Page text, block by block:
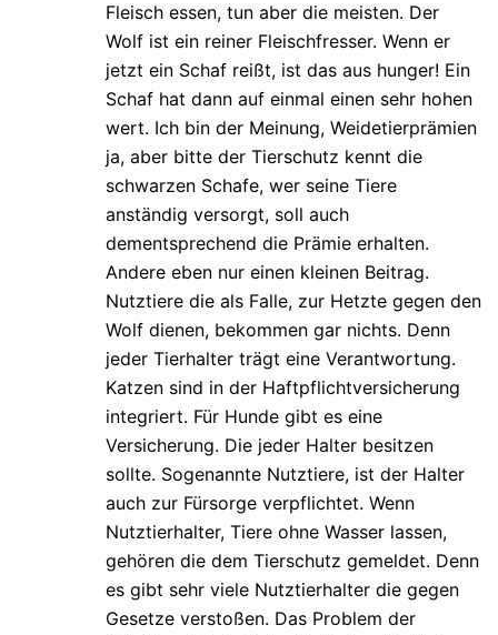
Fleisch essen, tun aber die meisten. Der
Wolf ist ein reiner Fleischfresser. Wenn er
jetzt ein Schaf reißt, ist das aus hunger! Ein
Schaf hat dann auf einmal einen sehr hohen
wert. Ich bin der Meinung, Weidetierprämien
ja, aber bitte der Tierschutz kennt die
schwarzen Schafe, wer seine Tiere
anständig versorgt, soll auch
dementsprechend die Prämie erhalten.
Andere eben nur einen kleinen Beitrag.
Nutztiere die als Falle, zur Hetzte gegen den
Wolf dienen, bekommen gar nichts. Denn
jeder Tierhalter trägt eine Verantwortung.
Katzen sind in der Haftpflichtversicherung
integriert. Für Hunde gibt es eine
Versicherung. Die jeder Halter besitzen
sollte. Sogenannte Nutztiere, ist der Halter
auch zur Fürsorge verpflichtet. Wenn
Nutztierhalter, Tiere ohne Wasser lassen,
gehören die dem Tierschutz gemeldet. Denn
es gibt sehr viele Nutztierhalter die gegen
Gesetze verstoßen. Das Problem der